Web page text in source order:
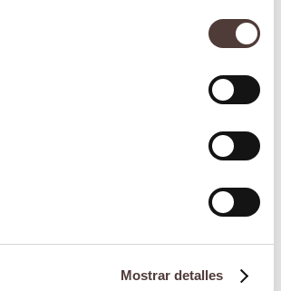
Mostrar detalles
Fisuras
superficiales
en el esmalte.
protegerlo y reforzarlo.
Grietas que
del diente.